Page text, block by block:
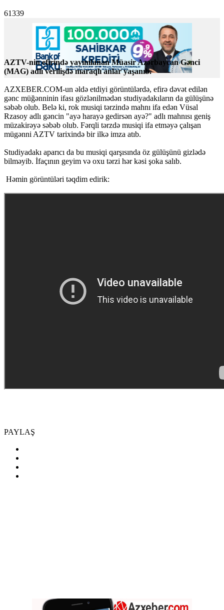
61339
AZTV-nin efirində yayımlanan Müasir Azərbaycan Gənci
(MAG) adlı verilişdə maraqlı anlar yaşanıb.
AZXEBER.COM-un əldə etdiyi görüntülərdə, efirə dəvət edilən
gənc müğənninin ifası gözlənilmədən studiyadakıların da gülüşünə
səbəb olub. Belə ki, rok musiqi tərzində mahnı ifa edən Vüsal
Rzasoy adlı gəncin "ayə harayə gedirsən ayə?" adlı mahnısı geniş
müzakirəyə səbəb olub. Fərqli tərzdə musiqi ifa etməyə çalışan
mügənni AZTV tarixində bir ilkə imza atıb.
Studiyadakı aparıcı da bu musiqi qarşısında öz gülüşünü gizlədə
bilməyib. İfaçının geyim və oxu tərzi hər kəsi şoka salıb.
Həmin görüntüləri təqdim edirik:
PAYLAŞ